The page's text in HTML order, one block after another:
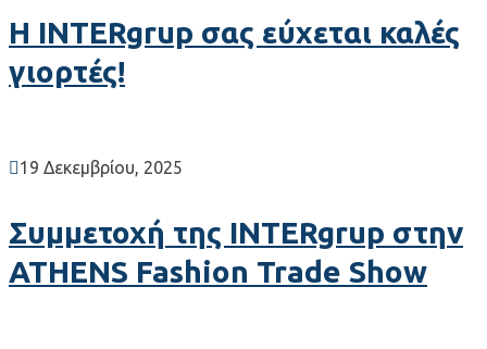
Η INTERgrup σας εύχεται καλές
γιορτές!
19 Δεκεμβρίου, 2025
Συμμετοχή της INTERgrup στην
ATHENS Fashion Trade Show